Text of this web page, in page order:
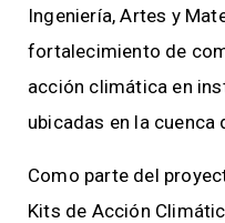
Ingeniería, Artes y
fortalecimiento de
acción climática en
ubicadas en la cuenca
Como parte del
Kits de Acción